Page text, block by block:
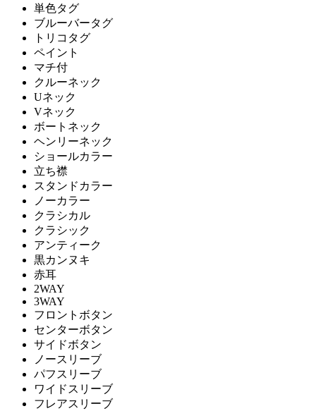
単色タグ
ブルーバータグ
トリコタグ
ペイント
マチ付
クルーネック
Uネック
Vネック
ボートネック
ヘンリーネック
ショールカラー
立ち襟
スタンドカラー
ノーカラー
クラシカル
クラシック
アンティーク
黒カンヌキ
赤耳
2WAY
3WAY
フロントボタン
センターボタン
サイドボタン
ノースリーブ
パフスリーブ
ワイドスリーブ
フレアスリーブ